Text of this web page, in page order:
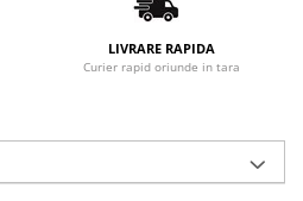
LIVRARE RAPIDA
Curier rapid oriunde in tara